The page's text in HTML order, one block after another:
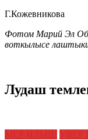
Г.Кожевникова
Фотом Марий Эл
воткылысе
Лудаш